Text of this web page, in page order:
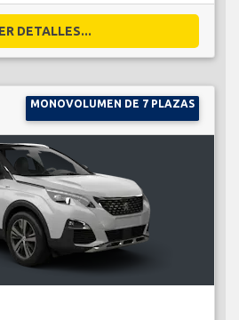
DETALLES...
MONOVOLUMEN DE 7 PLAZAS